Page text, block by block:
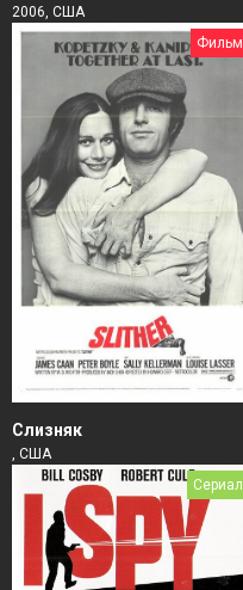
2006, США
Фильм
Слизняк
, США
Сериал